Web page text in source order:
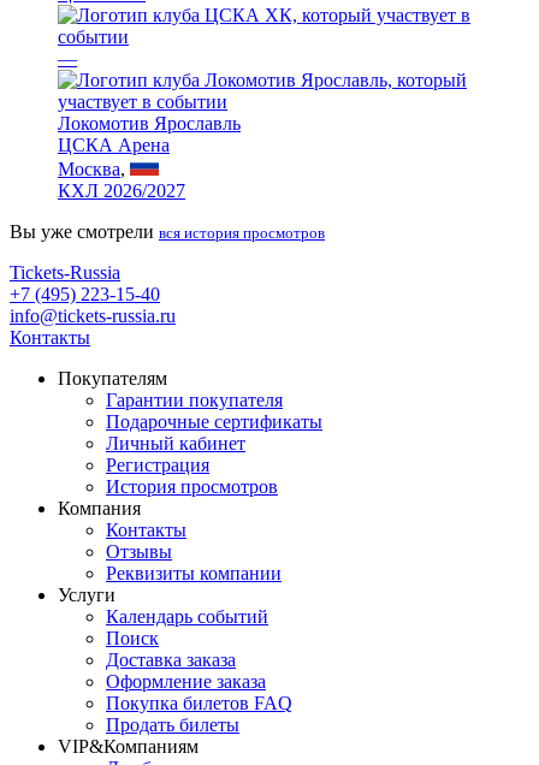
—
Локомотив Ярославль
ЦСКА Арена
Москва,
КХЛ 2026/2027
Вы уже смотрели вся история просмотров
Tickets-Russia
+7 (495) 223-15-40
info@tickets-russia.ru
Контакты
Покупателям
Гарантии покупателя
Подарочные сертификаты
Личный кабинет
Регистрация
История просмотров
Компания
Контакты
Отзывы
Реквизиты компании
Услуги
Календарь событий
Поиск
Доставка заказа
Оформление заказа
Покупка билетов FAQ
Продать билеты
VIP&Компаниям